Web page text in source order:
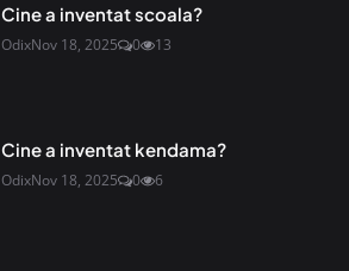
Cine a inventat scoala?
OdixNov 18, 2025 0 13
Cine a inventat kendama?
OdixNov 18, 2025 0 6